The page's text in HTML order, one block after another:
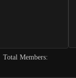
Total Members: